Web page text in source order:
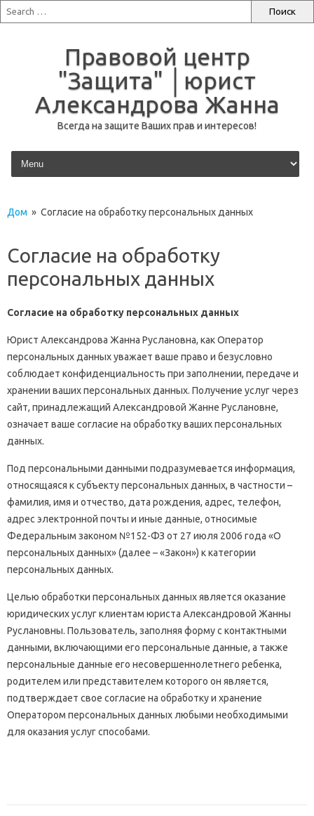
Правовой центр
"Защита" │юрист
Александрова Жанна
Всегда на защите Ваших прав и интересов!
перейти к содержанию
Дом » Согласие на обработку персональных данных
Согласие на обработку
персональных данных
Согласие на обработку персональных данных
Юрист Александрова Жанна Руслановна, как Оператор
персональных данных уважает ваше право и безусловно
соблюдает конфиденциальность при заполнении, передаче и
хранении ваших персональных данных. Получение услуг через
сайт, принадлежащий Александровой Жанне Руслановне,
означает ваше согласие на обработку ваших персональных
данных.
Под персональными данными подразумевается информация,
относящаяся к субъекту персональных данных, в частности –
фамилия, имя и отчество, дата рождения, адрес, телефон,
адрес электронной почты и иные данные, относимые
Федеральным законом №152-ФЗ от 27 июля 2006 года «О
персональных данных» (далее – «Закон») к категории
персональных данных.
Целью обработки персональных данных является оказание
юридических услуг клиентам юриста Александровой Жанны
Руслановны. Пользователь, заполняя форму с контактными
данными, включающими его персональные данные, а также
персональные данные его несовершеннолетнего ребенка,
родителем или представителем которого он является,
подтверждает свое согласие на обработку и хранение
Оператором персональных данных любыми необходимыми
для оказания услуг способами.